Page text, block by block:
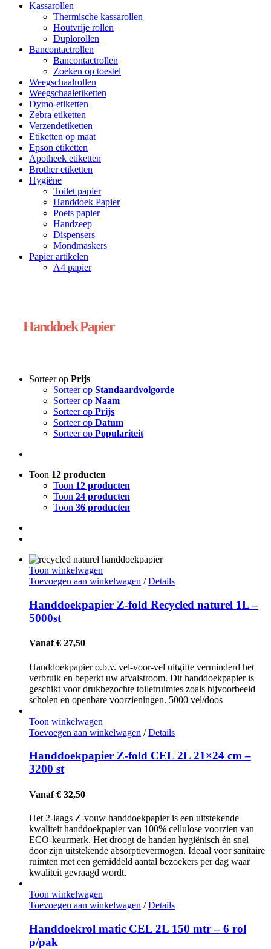
Kassarollen
Thermische kassarollen
Houtvrije rollen
Duplorollen
Bancontactrollen
Bancontactrollen
Zoeken op toestel
Weegschaalrollen
Weegschaaletiketten
Dymo-etiketten
Zebra etiketten
Verzendetiketten
Etiketten op maat
Epson etiketten
Apotheek etiketten
Brother etiketten
Hygiëne
Toilet papier
Handdoek Papier
Poets papier
Handzeep
Dispensers
Mondmaskers
Papier artikelen
A4 papier
Handdoek Papier
Sorteer op Prijs
Sorteer op Standaardvolgorde
Sorteer op Naam
Sorteer op Prijs
Sorteer op Datum
Sorteer op Populariteit
Toon 12 producten
Toon 12 producten
Toon 24 producten
Toon 36 producten
Toon winkelwagen
Toevoegen aan winkelwagen / Details
Handdoekpapier Z-fold Recycled naturel 1L –
5000st
Vanaf € 27,50
Handdoekpapier o.b.v. vel-voor-vel uitgifte verminderd het
verbruik en beperkt uw afvalstroom. Dit handdoekpapier is
geschikt voor drukbezochte toiletruimtes zoals bijvoorbeeld
scholen en openbare voorzieningen. 5000 vel/doos
Toon winkelwagen
Toevoegen aan winkelwagen / Details
Handdoekpapier Z-fold CEL 2L 21×24 cm –
3200 st
Vanaf € 32,50
Het 2-laags Z-vouw handdoekpapier is een uitstekende
kwaliteit handdoekpapier van 100% cellulose voorzien van
ECO-keurmerk. Het droogt de handen hygiënisch én snel
door zijn uitstekende absorptievermogen. Ideaal voor sanitaire
ruimten met een gemiddeld aantal bezoekers per dag waar
kwaliteit gevraagd wordt.
Toon winkelwagen
Toevoegen aan winkelwagen / Details
Handdoekrol matic CEL 2L 150 mtr – 6 rol
p/pak